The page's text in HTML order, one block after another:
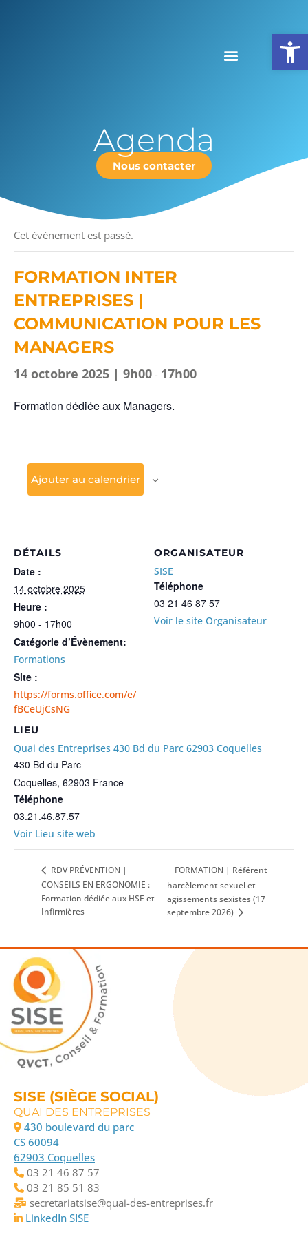
Nous contacter
Agenda
« Tous les Évènements
Cet évènement est passé.
FORMATION INTER
ENTREPRISES |
COMMUNICATION POUR LES
MANAGERS
14 octobre 2025 | 9h00 - 17h00
Formation dédiée aux Managers.
Ajouter au calendrier
DÉTAILS
Date :
14 octobre 2025
Heure :
9h00 - 17h00
Catégorie d’Évènement:
Formations
Site :
https://forms.office.com/e/
fBCeUjCsNG
LIEU
Quai des Entreprises 430 Bd du Parc 62903 Coquelles
430 Bd du Parc
Coquelles, 62903 France
Téléphone
03.21.46.87.57
Voir Lieu site web
ORGANISATEUR
SISE
Téléphone
03 21 46 87 57
Voir le site Organisateur
RDV PRÉVENTION |
CONSEILS EN ERGONOMIE :
Formation dédiée aux HSE et
Infirmières
FORMATION | Référent
harcèlement sexuel et
agissements sexistes (17
septembre 2026)
SISE (SIÈGE SOCIAL)
QUAI DES ENTREPRISES
430 boulevard du parc
CS 60094
62903 Coquelles
03 21 46 87 57
03 21 85 51 83
secretariatsise@quai-des-entreprises.fr
LinkedIn SISE